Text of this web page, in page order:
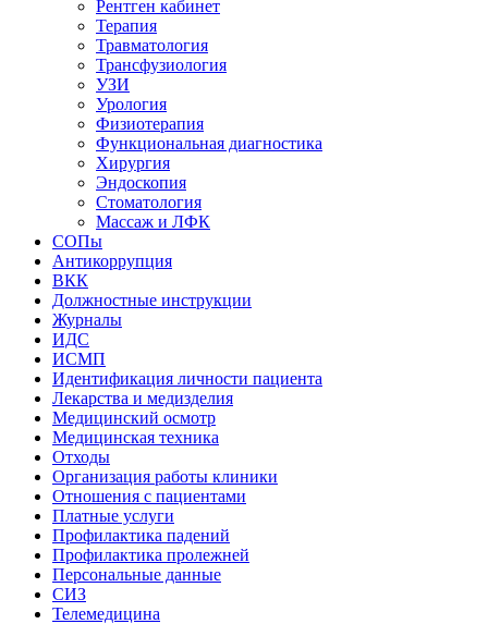
Рентген кабинет
Терапия
Травматология
Трансфузиология
УЗИ
Урология
Физиотерапия
Функциональная диагностика
Хирургия
Эндоскопия
Стоматология
Массаж и ЛФК
СОПы
Антикоррупция
ВКК
Должностные инструкции
Журналы
ИДС
ИСМП
Идентификация личности пациента
Лекарства и медизделия
Медицинский осмотр
Медицинская техника
Отходы
Организация работы клиники
Отношения с пациентами
Платные услуги
Профилактика падений
Профилактика пролежней
Персональные данные
СИЗ
Телемедицина